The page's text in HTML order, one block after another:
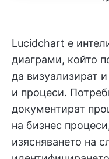
Lucidchart е
диаграми, който
да визуализират
и процеси.
документират
на бизнес
изясняването на